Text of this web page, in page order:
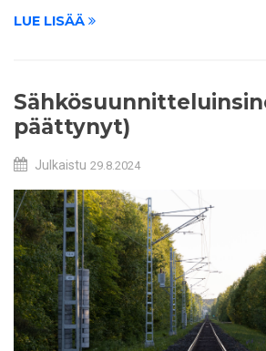
LUE LISÄÄ
päättynyt)
Julkaistu 29.8.2024